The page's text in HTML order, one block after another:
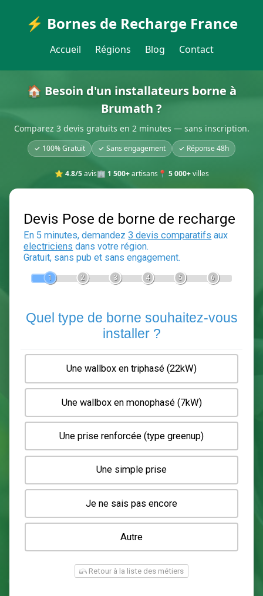
⚡ Bornes de Recharge France
Accueil Régions Blog Contact
🏠 Besoin d'un installateurs borne à
Brumath ?
Comparez 3 devis gratuits en 2 minutes — sans inscription.
✓ 100% Gratuit ✓ Sans engagement ✓ Réponse 48h
⭐ 4.8/5avis🏢 1 500+artisans 📍 5 000+villes
Devis Pose de borne de
En 5 minutes, demandez3 devis comparatifs
Gratuit, sans pub et sans engagement.
2 3 6
Quel type de borne souhaitez-
installer ?
Une wallbox en triphasé (22kW)
Une wallbox en monophasé (7kW)
Une prise renforcée (type greenup)
Une simple prise